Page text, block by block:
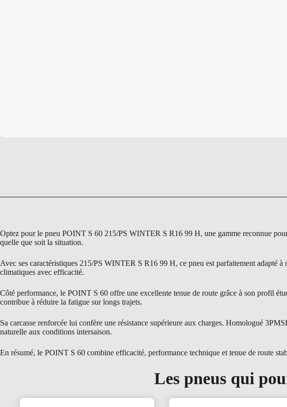
Optez pour le pneu POINT S 60 215/PS WINTER S R16 99 H, une gamme reconnue
quelle que soit la situation.
Avec ses caractéristiques 215/PS WINTER S R16 99 H, ce pneu est parfaitement adapté
climatiques avec efficacité.
Côté performance, le POINT S 60 offre une excellente tenue de route grâce à son profil
contribue à réduire la fatigue sur longs trajets.
Sa carcasse renforcée lui confère une résistance supérieure aux charges. Homologué
naturelle aux conditions intersaison.
En résumé, le POINT S 60 combine efficacité, performance technique et tenue de route
Les pneus qui